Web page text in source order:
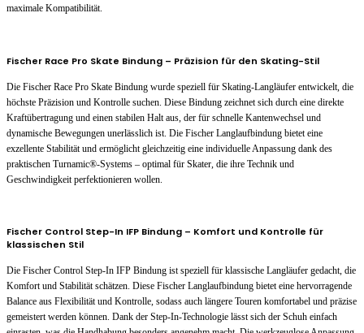
maximale Kompatibilität.
Fischer Race Pro Skate Bindung – Präzision für den Skating-Stil
Die Fischer Race Pro Skate Bindung wurde speziell für Skating-Langläufer entwickelt, die
höchste Präzision und Kontrolle suchen. Diese Bindung zeichnet sich durch eine direkte
Kraftübertragung und einen stabilen Halt aus, der für schnelle Kantenwechsel und
dynamische Bewegungen unerlässlich ist. Die Fischer Langlaufbindung bietet eine
exzellente Stabilität und ermöglicht gleichzeitig eine individuelle Anpassung dank des
praktischen Turnamic®-Systems – optimal für Skater, die ihre Technik und
Geschwindigkeit perfektionieren wollen.
Fischer Control Step-In IFP Bindung – Komfort und Kontrolle für
klassischen Stil
Die Fischer Control Step-In IFP Bindung ist speziell für klassische Langläufer gedacht, die
Komfort und Stabilität schätzen. Diese Fischer Langlaufbindung bietet eine hervorragende
Balance aus Flexibilität und Kontrolle, sodass auch längere Touren komfortabel und präzise
gemeistert werden können. Dank der Step-In-Technologie lässt sich der Schuh einfach